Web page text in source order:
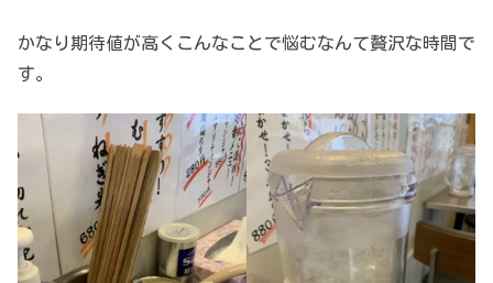
かなり期待値が高くこんなことで悩むなんて贅沢な時間で
す。